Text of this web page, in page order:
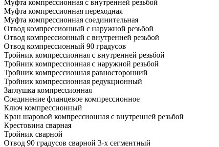
Муфта компрессионная с внутренней резьбой
Муфта компрессионная переходная
Муфта компрессионная соединительная
Отвод компрессионный с наружной резьбой
Отвод компрессионный с внутренней резьбой
Отвод компрессионный 90 градусов
Тройник компрессионная с внутренней резьбой
Тройник компрессионная с наружной резьбой
Тройник компрессионная равносторонний
Тройник компрессионная редукционный
Заглушка компрессионная
Соединение фланцевое компрессионное
Ключ компрессионный
Кран шаровой компрессионная с внутренней резьбой
Крестовина сварная
Тройник сварной
Отвод 90 градусов сварной 3-х сегментный